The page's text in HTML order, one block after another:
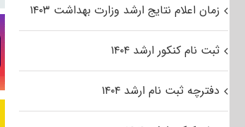
زمان اعلام نتایج ارشد وزارت بهداشت ۱۴۰۳
ثبت نام کنکور ارشد ۱۴۰۴
دفترچه ثبت نام ارشد ۱۴۰۴